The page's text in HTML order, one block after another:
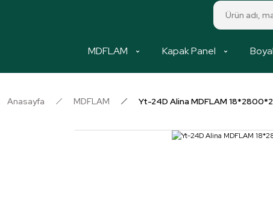
MDFLAM Kapak Panel
Anasayfa MDFLAM Yt-24D Alina MDFLAM